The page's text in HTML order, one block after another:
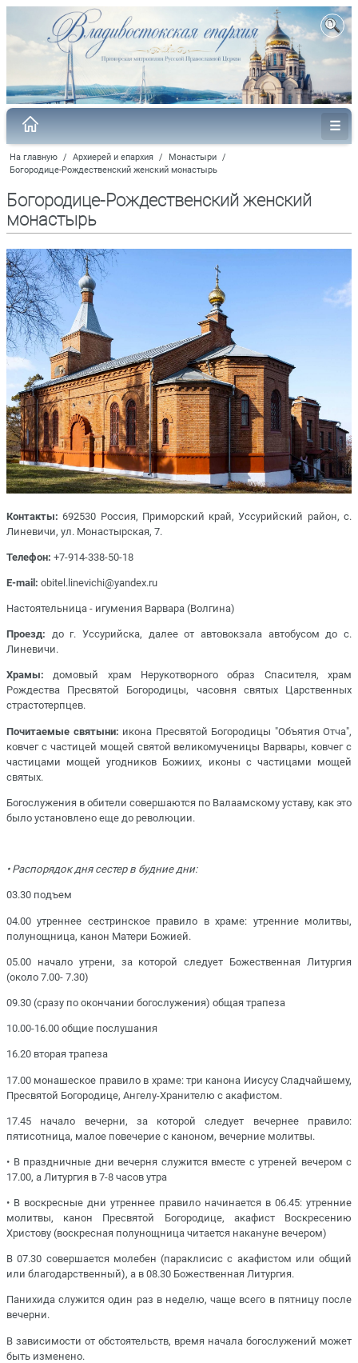
На главную / Архиерей и епархия / Монастыри /
Богородице-Рождественский женский монастырь
Богородице-Рождественский женский
монастырь
Контакты: 692530 Россия, Приморский край, Уссурийский район, с.
Линевичи, ул. Монастырская, 7.
Телефон: +7-914-338-50-18
E-mail: obitel.linevichi@yandex.ru
Настоятельница - игумения Варвара (Волгина)
Проезд: до г. Уссурийска, далее от автовокзала автобусом до с.
Линевичи.
Храмы: домовый храм Нерукотворного образ Спасителя, храм
Рождества Пресвятой Богородицы, часовня святых Царственных
страстотерпцев.
Почитаемые святыни: икона Пресвятой Богородицы "Объятия Отча",
ковчег с частицей мощей святой великомученицы Варвары, ковчег с
частицами мощей угодников Божиих, иконы с частицами мощей
святых.
Богослужения в обители совершаются по Валаамскому уставу, как это
было установлено еще до революции.
• Распорядок дня сестер в будние дни:
03.30 подъем
04.00 утреннее сестринское правило в храме: утренние молитвы,
полунощница, канон Матери Божией.
05.00 начало утрени, за которой следует Божественная Литургия
(около 7.00- 7.30)
09.30 (сразу по окончании богослужения) общая трапеза
10.00-16.00 общие послушания
16.20 вторая трапеза
17.00 монашеское правило в храме: три канона Иисусу Сладчайшему,
Пресвятой Богородице, Ангелу-Хранителю с акафистом.
17.45 начало вечерни, за которой следует вечернее правило:
пятисотница, малое повечерие с каноном, вечерние молитвы.
• В праздничные дни вечерня служится вместе с утреней вечером с
17.00, а Литургия в 7-8 часов утра
• В воскресные дни утреннее правило начинается в 06.45: утренние
молитвы, канон Пресвятой Богородице, акафист Воскресению
Христову (воскресная полунощница читается накануне вечером)
В 07.30 совершается молебен (параклисис с акафистом или общий
или благодарственный), а в 08.30 Божественная Литургия.
Панихида служится один раз в неделю, чаще всего в пятницу после
вечерни.
В зависимости от обстоятельств, время начала богослужений может
быть изменено.